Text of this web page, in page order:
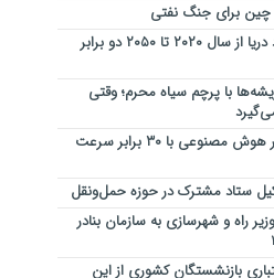
چین برای جنگ نفتی
اندازه اقتصاد دریا از سال ۲۰۲۰ تا ۲۰۵۰ دو برابر
با پرچم سیاه محرم؛ وقتی
تولید تصاویر هوش مصنوعی با ۳۰ برابر سرعت
ستاد مشترک در حوزه حمل‌ونقل
راه و شهرسازی به سازمان بنادر
بازنشستگان کشوری از این